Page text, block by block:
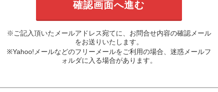
※ご記入頂いたメールアドレス宛てに、お問合せ内容の確認メール
をお送りいたします。
※Yahoo!メールなどのフリーメールをご利用の場合、迷惑メールフ
ォルダに入る場合があります。